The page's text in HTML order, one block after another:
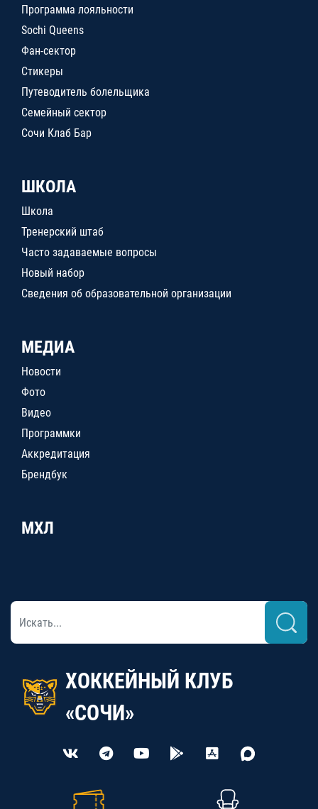
Программа лояльности
Sochi Queens
Фан-сектор
Стикеры
Путеводитель болельщика
Семейный сектор
Сочи Клаб Бар
ШКОЛА
Школа
Тренерский штаб
Часто задаваемые вопросы
Новый набор
Сведения об образовательной организации
МЕДИА
Новости
Фото
Видео
Программки
Аккредитация
Брендбук
МХЛ
ХОККЕЙНЫЙ КЛУБ
«СОЧИ»